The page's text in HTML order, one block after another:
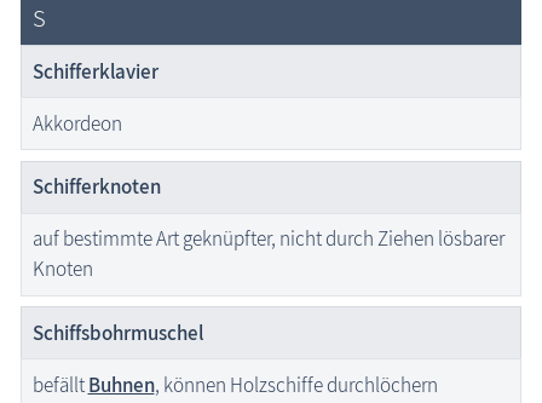
S
Schifferklavier
Akkordeon
Schifferknoten
auf bestimmte Art geknüpfter, nicht durch Ziehen lösbarer
Knoten
Schiffsbohrmuschel
befälltBuhnen, können Holzschiffe durchlöchern